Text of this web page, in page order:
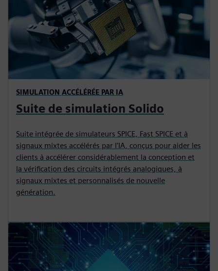
SIMULATION ACCÉLÉRÉE PAR IA
Suite de simulation Solido
Suite intégrée de simulateurs SPICE, Fast SPICE et à
signaux mixtes accélérés par l'IA, conçus pour aider les
clients à accélérer considérablement la conception et
la vérification des circuits intégrés analogiques, à
signaux mixtes et personnalisés de nouvelle
génération.